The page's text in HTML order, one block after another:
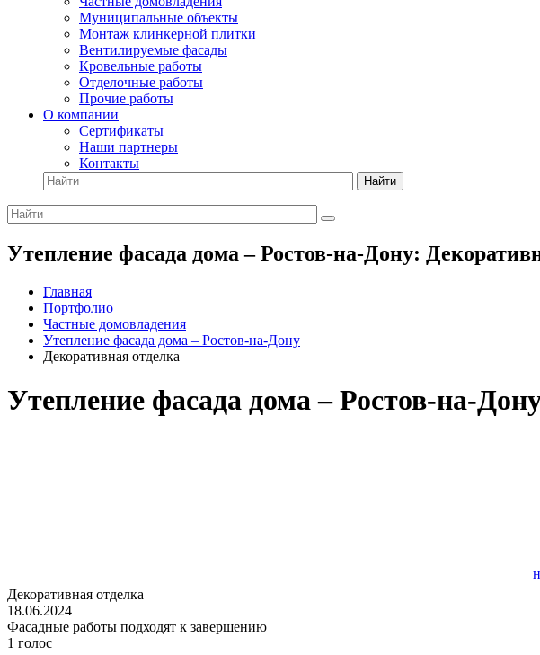
Муниципальные объекты
Монтаж клинкерной плитки
Вентилируемые фасады
Кровельные работы
Отделочные работы
Прочие работы
О компании
Сертификаты
Наши партнеры
Контакты
Найти
Утепление фасада дома – Ростов-на-Дону:
Главная
Портфолио
Частные домовладения
Утепление фасада дома – Ростов-на-Дону
Декоративная отделка
Утепление фасада дома – Ростов-на-
Декоративная отделка
18.06.2024
Фасадные работы подходят к завершению
1 голос